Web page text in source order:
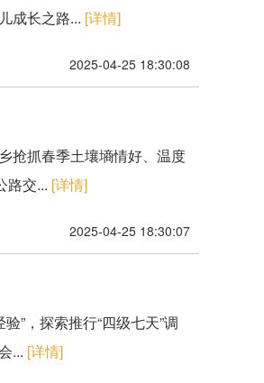
成长之路... [详情]
2025-04-25 18:30:08
抢抓春季土壤墒情好、温度
路交... [详情]
2025-04-25 18:30:07
”，探索推行“四级七天”调
... [详情]